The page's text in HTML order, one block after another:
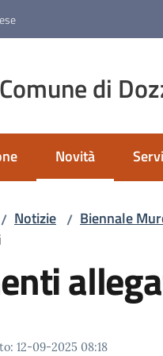
Comune di
Novità
Menu selezionato
/ Notizie / Biennale
: 12-09-2025 08:18